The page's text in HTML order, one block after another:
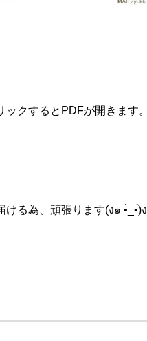
クするとPDFが開きます。
ける為、頑張ります(ง๑ •̀_•́)ง